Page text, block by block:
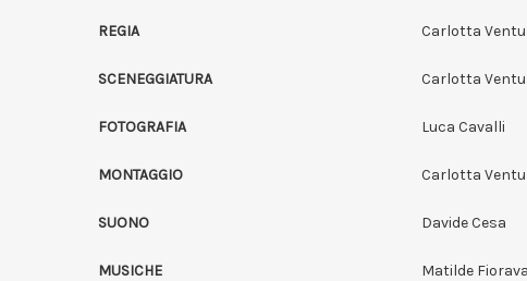
REGIA
SCENEGGIATURA
FOTOGRAFIA
MONTAGGIO
SUONO
MUSICHE
Carlotta
Carlotta
Luca Cavalli
Carlotta
Davide Cesa
Matilde